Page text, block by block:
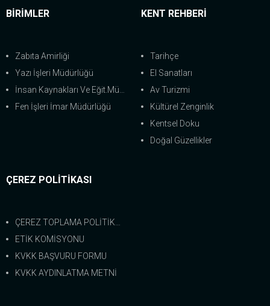
BİRİMLER
Zabıta Amirliği
Yazı İşleri Müdürlüğü
İnsan Kaynakları Ve Eğit.Müdürlüğü
Fen İşleri İmar Müdürlüğü
KENT REHBERİ
Tarihçe
El Sanatları
Av Turizmi
Kültürel Zenginlik
Kentsel Doku
Doğal Güzellikler
ÇEREZ POLİTİKASI
ÇEREZ TOPLAMA POLİTİKASI
ETİK KOMİSYONU
KVKK BAŞVURU FORMU
KVKK AYDINLATMA METNİ